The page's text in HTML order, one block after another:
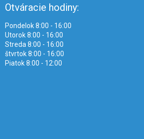
Otváracie hodiny:
Pondelok 8:00 - 16:00
Utorok 8:00 - 16:00
Streda 8:00 - 16:00
štvrtok 8:00 - 16:00
Piatok 8:00 - 12:00